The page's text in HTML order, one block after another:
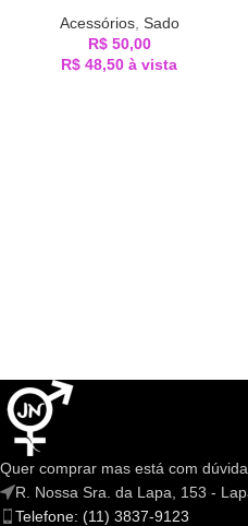
Acessórios, Sado
R$50,00
R$ 48,50 à vista
Quer comprar mas está com
R. Nossa Sra. da Lapa, 153 -
Telefone: (11) 3837-9123